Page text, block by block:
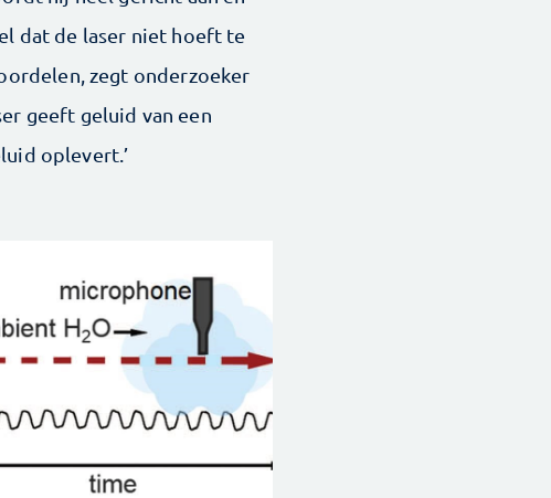
dat de laser niet hoeft te
zegt onderzoeker
geeft geluid van een
oplevert.’